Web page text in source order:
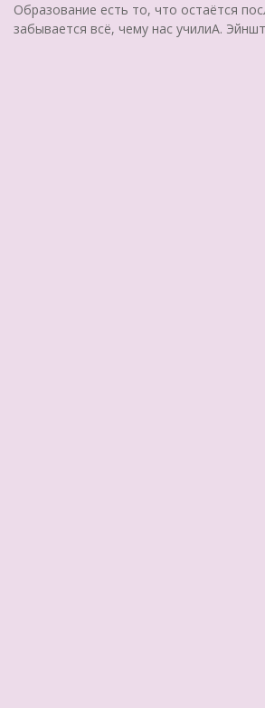
Образование есть то, что остаётся
забывается всё, чему нас училиА.